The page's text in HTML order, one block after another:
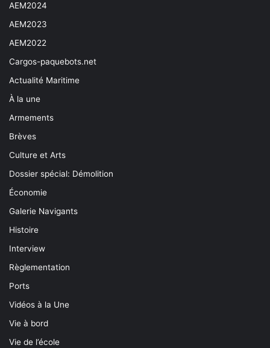
AEM2024
AEM2023
AEM2022
Cargos-paquebots.net
Actualité Maritime
À la une
Armements
Brèves
Culture et Arts
Dossier spécial: Démolition
Économie
Galerie Navigants
Histoire
Interview
Règlementation
Ports
Vidéos à la Une
Vie à bord
Vie de l’école